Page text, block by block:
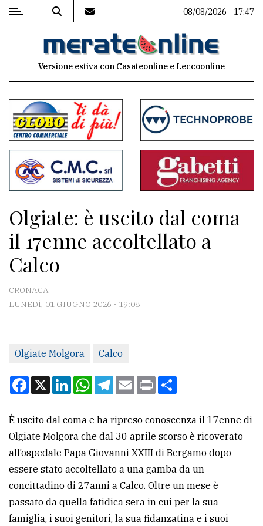
MENU
commenti
Contenuti
del
sito
Associazioni
Meteo
CONTATTI
Scrivici
Per
la
pubblicità
CERCA
Cerca
per
08/08/2026 - 17:47
Versione estiva con Casateonline e Leccoonline
Olgiate: è uscito dal coma
il 17enne accoltellato a
Calco
CRONACA
LUNEDÌ, 01 GIUGNO 2026 - 19:08
Olgiate Molgora Calco
Facebook
X LinkedInWhatsApp
Telegram
EmailPrint
È uscito dal coma e ha ripreso conoscenza il 17enne di
Olgiate Molgora che dal 30 aprile scorso è ricoverato
all’ospedale Papa Giovanni XXIII di Bergamo dopo
essere stato accoltellato a una gamba da un
concittadino di 27anni a Calco. Oltre un mese è
passato da quella fatidica sera in cui per la sua
famiglia, i suoi genitori, la sua fidanzatina e i suoi